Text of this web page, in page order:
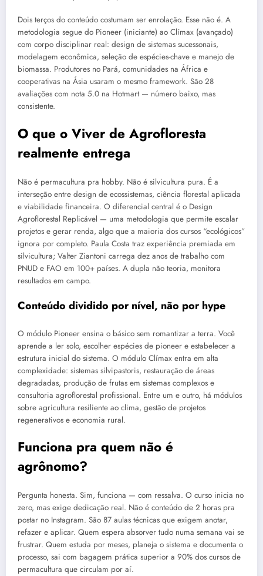
Dois terços do conteúdo costumam ser enrolação. Esse não é. A
metodologia segue do Pioneer (iniciante) ao Clímax (avançado)
com corpo disciplinar real: design de sistemas sucessonais,
modelagem econômica, seleção de espécies-chave e manejo de
biomassa. Produtores no Pará, comunidades na África e
cooperativas na Ásia usaram o mesmo framework. São 28
avaliações com nota 5.0 na Hotmart — número baixo, mas
consistente.
O que o Viver de Agrofloresta
realmente entrega
Não é permacultura pra hobby. Não é silvicultura pura. É a
interseção entre design de ecossistemas, ciência florestal aplicada
e viabilidade financeira. O diferencial central é o Design
Agroflorestal Replicável — uma metodologia que permite escalar
projetos e gerar renda, algo que a maioria dos cursos “ecológicos”
ignora por completo. Paula Costa traz experiência premiada em
silvicultura; Valter Ziantoni carrega dez anos de trabalho com
PNUD e FAO em 100+ países. A dupla não teoria, monitora
resultados em campo.
Conteúdo dividido por nível, não por hype
O módulo Pioneer ensina o básico sem romantizar a terra. Você
aprende a ler solo, escolher espécies de pioneer e estabelecer a
estrutura inicial do sistema. O módulo Clímax entra em alta
complexidade: sistemas silvipastoris, restauração de áreas
degradadas, produção de frutas em sistemas complexos e
consultoria agroflorestal profissional. Entre um e outro, há módulos
sobre agricultura resiliente ao clima, gestão de projetos
regenerativos e economia rural.
Funciona pra quem não é
agrônomo?
Pergunta honesta. Sim, funciona — com ressalva. O curso inicia no
zero, mas exige dedicação real. Não é conteúdo de 2 horas pra
postar no Instagram. São 87 aulas técnicas que exigem anotar,
refazer e aplicar. Quem espera absorver tudo numa semana vai se
frustrar. Quem estuda por meses, planeja o sistema e documenta o
processo, sai com bagagem prática superior a 90% dos cursos de
permacultura que circulam por aí.